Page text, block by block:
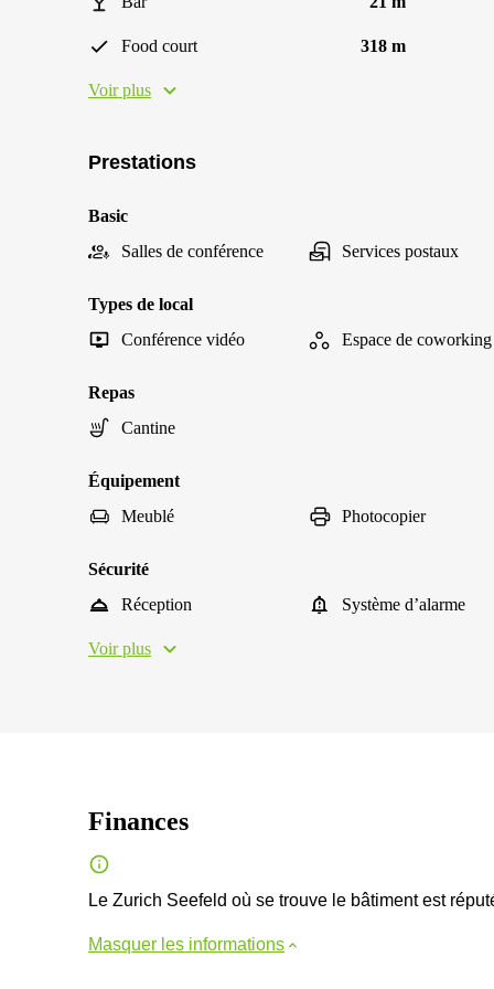
Food court 318 m
Voir plus
Prestations
Basic
Salles de conférence
Services postaux
Types de local
Conférence vidéo
Espace de coworking
Repas
Cantine
Équipement
Meublé
Photocopier
Sécurité
Réception
Système d’alarme
Voir plus
Finances
Le Zurich Seefeld où se trouve le bâtiment est
Masquer les informations